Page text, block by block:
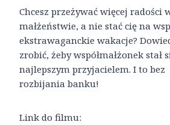
Chcesz przeżywać więcej radości
małżeństwie, a nie stać cię na
ekstrawaganckie wakacje?
zrobić, żeby współmałżonek stał
najlepszym przyjacielem. I to bez
rozbijania banku!
Link do filmu: